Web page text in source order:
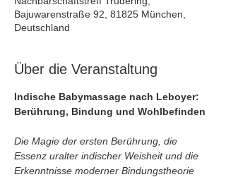
Bajuwarenstraße 92, 81825 München,
Deutschland
Über die Veranstaltung
Indische Babymassage nach Leboyer:
Berührung, Bindung und Wohlbefinden
Die Magie der ersten Berührung, die
Essenz uralter indischer Weisheit und die
Erkenntnisse moderner Bindungstheorie